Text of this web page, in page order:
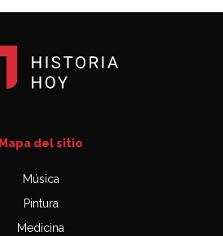
Mapa del sitio
Música
Pintura
Medicina